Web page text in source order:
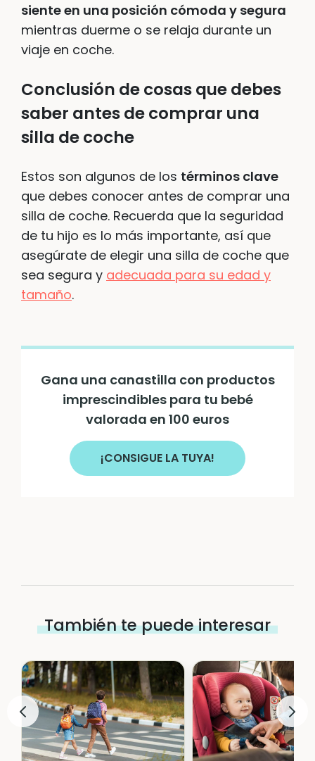
siente en una posición cómoda y segura
mientras duerme o se relaja durante un
viaje en coche.
Conclusión de cosas que debes
saber antes de comprar una
silla de coche
Estos son algunos de los términos clave
que debes conocer antes de comprar una
silla de coche. Recuerda que la seguridad
de tu hijo es lo más importante, así que
asegúrate de elegir una silla de coche que
sea segura y adecuada para su edad y
tamaño.
Gana una canastilla con productos
imprescindibles para tu bebé
valorada en 100 euros
¡CONSIGUE LA TUYA!
También te puede interesar